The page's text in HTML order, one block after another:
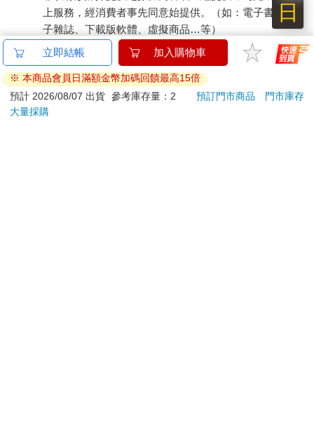
長老眉角亂跳，一忍再忍之後才終於沒當場破功。「廢話少
說，妳來我這裡是想問什麼？還是說有什麼要求？」
「長老大人，您這麼說就見外了，難道我看起來很像那種非
得有事求您的時候才會登門的人嗎？其實我只是單純的因為仰慕
懷念您的風采，所以才想來拜訪探望一下……喂！長老大爺，您
不要這副表情好不好，而且我是客人耶！難道說把客人一個人留
在屋子外面就是您的待客之道！？」
提醒您！！
金石堂及銀行均不會請您操作ATM! 如接獲電話要求您前往
ATM提款機，請不要聽從指示，以免受騙上當！
退換貨須知：
**提醒您，鑑賞期不等於試用期，退回商品須為全新狀態**
立即結帳 加入購物車
※ 本商品會員日滿額金幣加碼回饋最高15倍
預計 2026/08/07 出貨 參考庫存量：2 預訂門市商品
門市庫存
大量採購
日